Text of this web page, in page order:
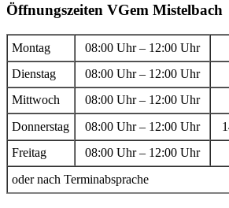
Öffnungszeiten VGem Mistelbach
Montag 08:00 Uhr – 12:00 Uhr
Dienstag
08:00 Uhr – 12:00 Uhr
Mittwoch
08:00 Uhr – 12:00 Uhr
Donnerstag
08:00 Uhr – 12:00 Uhr
Freitag
08:00 Uhr – 12:00 Uhr
oder nach Terminabsprache